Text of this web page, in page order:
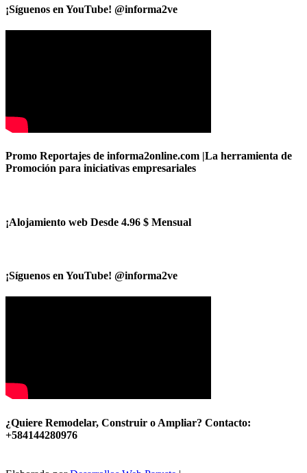
¡Síguenos en YouTube! @informa2ve
Promo Reportajes de informa2online.com |La herramienta de
Promoción para iniciativas empresariales
¡Alojamiento web Desde 4.96 $ Mensual
¡Síguenos en YouTube! @informa2ve
¿Quiere Remodelar, Construir o Ampliar? Contacto:
+584144280976